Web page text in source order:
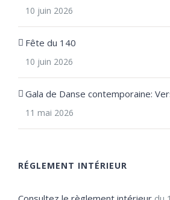
10 juin 2026
Fête du 140
10 juin 2026
Gala de Danse contemporaine:
11 mai 2026
RÉGLEMENT INTÉRIEUR